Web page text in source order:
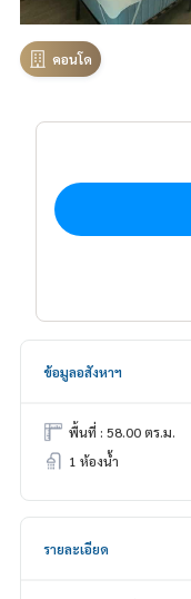
คอนโด
ข้อมูลอสังหาฯ
พื้นที่ : 58.00 ตร.ม.
1 ห้องน้ำ
รายละเอียด